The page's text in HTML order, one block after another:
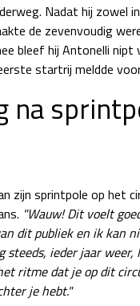
Nadat hij zowel
de zevenvoudig
bleef hij Antonelli nipt
startrij meldde
na
zijn sprintpole op het
"Wauw! Dit voelt
dit publiek en ik kan
steeds, ieder jaar
ritme dat je op dit
je hebt."